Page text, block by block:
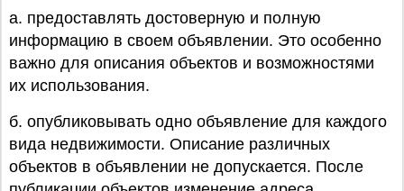
a. предоставлять достоверную и полную
информацию в своем объявлении. Это особенно
важно для описания объектов и возможностями
их использования.
б. опубликовывать одно объявление для каждого
вида недвижимости. Описание различных
объектов в объявлении не допускается. После